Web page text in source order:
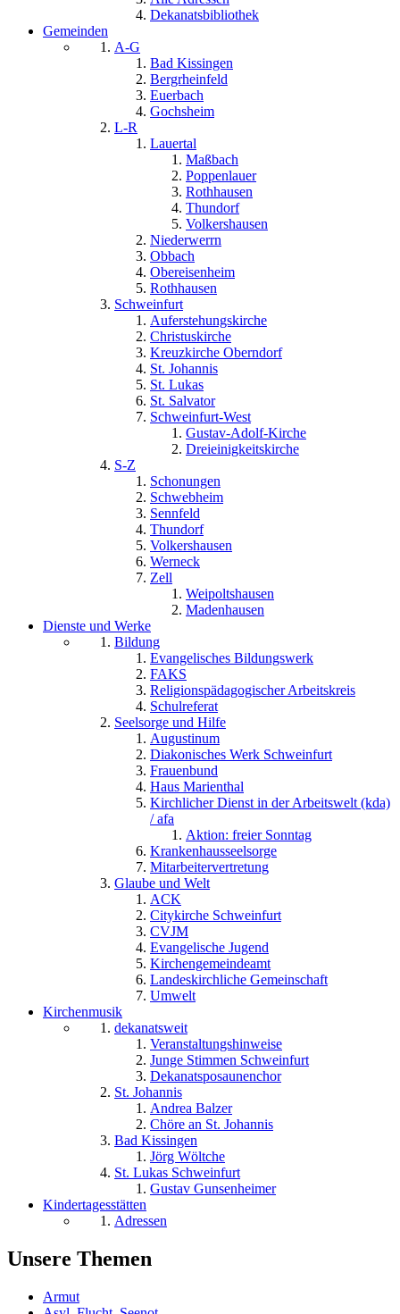
Dekanatsbibliothek
Gemeinden
A-G
Bad Kissingen
Bergrheinfeld
Euerbach
Gochsheim
L-R
Lauertal
Maßbach
Poppenlauer
Rothhausen
Thundorf
Volkershausen
Niederwerrn
Obbach
Obereisenheim
Rothhausen
Schweinfurt
Auferstehungskirche
Christuskirche
Kreuzkirche Oberndorf
St. Johannis
St. Lukas
St. Salvator
Schweinfurt-West
Gustav-Adolf-Kirche
Dreieinigkeitskirche
S-Z
Schonungen
Schwebheim
Sennfeld
Thundorf
Volkershausen
Werneck
Zell
Weipoltshausen
Madenhausen
Dienste und Werke
Bildung
Evangelisches Bildungswerk
FAKS
Religionspädagogischer Arbeitskreis
Schulreferat
Seelsorge und Hilfe
Augustinum
Diakonisches Werk Schweinfurt
Frauenbund
Haus Marienthal
Kirchlicher Dienst in der Arbeitswelt (kda)
/ afa
Aktion: freier Sonntag
Krankenhausseelsorge
Mitarbeitervertretung
Glaube und Welt
ACK
Citykirche Schweinfurt
CVJM
Evangelische Jugend
Kirchengemeindeamt
Landeskirchliche Gemeinschaft
Umwelt
Kirchenmusik
dekanatsweit
Veranstaltungshinweise
Junge Stimmen Schweinfurt
Dekanatsposaunenchor
St. Johannis
Andrea Balzer
Chöre an St. Johannis
Bad Kissingen
Jörg Wöltche
St. Lukas Schweinfurt
Gustav Gunsenheimer
Kindertagesstätten
Adressen
Unsere Themen
Armut